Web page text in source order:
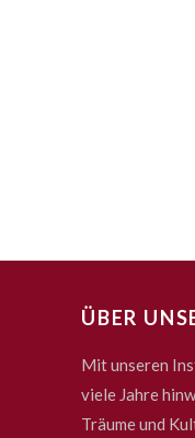
ÜBER
Mit unseren
viele Jahre
Träume und